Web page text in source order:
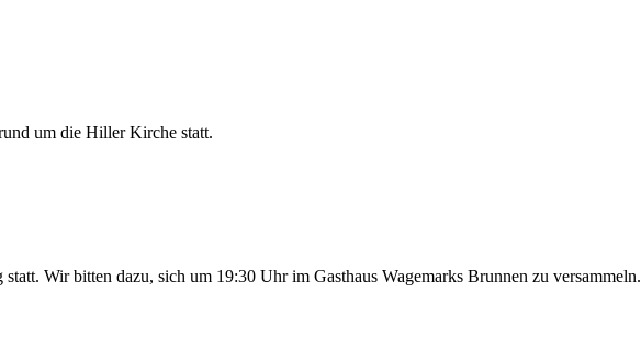
um die Hiller Kirche statt.
Wir bitten dazu, sich um 19:30 Uhr im Gasthaus Wagemarks Brunnen zu versammeln.